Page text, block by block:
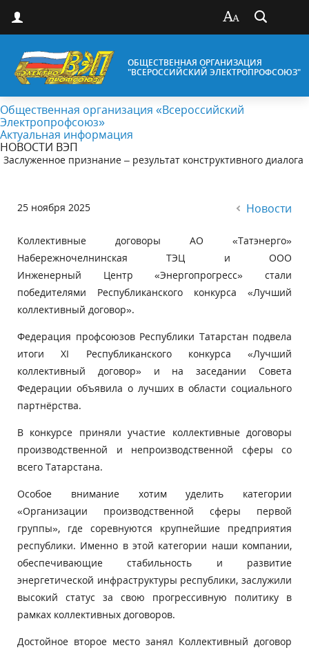
ОБЩЕСТВЕННАЯ ОРГАНИЗАЦИЯ
"ВСЕРОССИЙСКИЙ ЭЛЕКТРОПРОФСОЮЗ"
Общественная организация «Всероссийский
Электропрофсоюз»
Актуальная информация
НОВОСТИ ВЭП
Заслуженное признание – результат конструктивного диалога
25 ноября 2025 Новости
Коллективные договоры АО «Татэнерго»
Набережночелнинская ТЭЦ и ООО
Инженерный Центр «Энергопрогресс» стали
победителями Республиканского конкурса «Лучший
коллективный договор».
Федерация профсоюзов Республики Татарстан подвела
итоги XI Республиканского конкурса «Лучший
коллективный договор» и на заседании Совета
Федерации объявила о лучших в области социального
партнёрства.
В конкурсе приняли участие коллективные договоры
производственной и непроизводственной сферы со
всего Татарстана.
Особое внимание хотим уделить категории
«Организации производственной сферы первой
группы», где соревнуются крупнейшие предприятия
республики. Именно в этой категории наши компании,
обеспечивающие стабильность и развитие
энергетической инфраструктуры республики, заслужили
высокий статус за свою прогрессивную политику в
рамках коллективных договоров.
Достойное второе место занял Коллективный договор